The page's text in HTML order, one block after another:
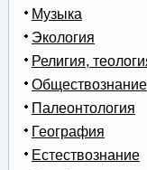
Музыка
Экология
Религия,
Обществознание
Палеонтология
География
Естествознание